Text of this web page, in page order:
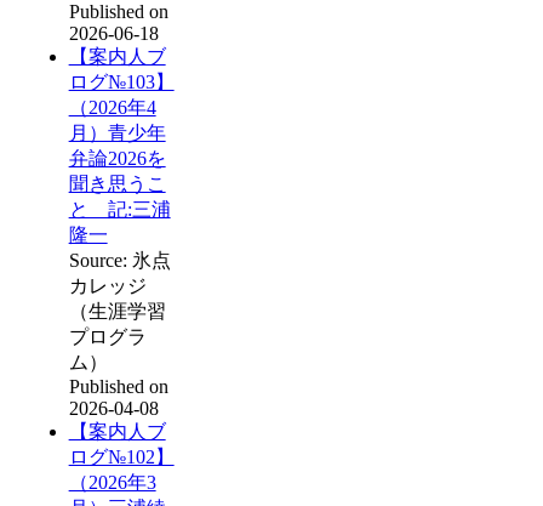
Published on
2026-06-18
【案内人ブ
ログ№103】
（2026年4
月）青少年
弁論2026を
聞き思うこ
と 記:三浦
隆一
Source: 氷点
カレッジ
（生涯学習
プログラ
ム）
Published on
2026-04-08
【案内人ブ
ログ№102】
（2026年3